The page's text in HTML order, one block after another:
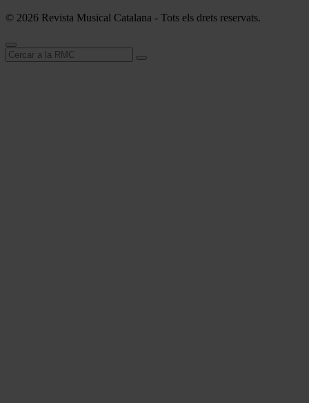
© 2026 Revista Musical Catalana - Tots els drets reservats.
Cerca